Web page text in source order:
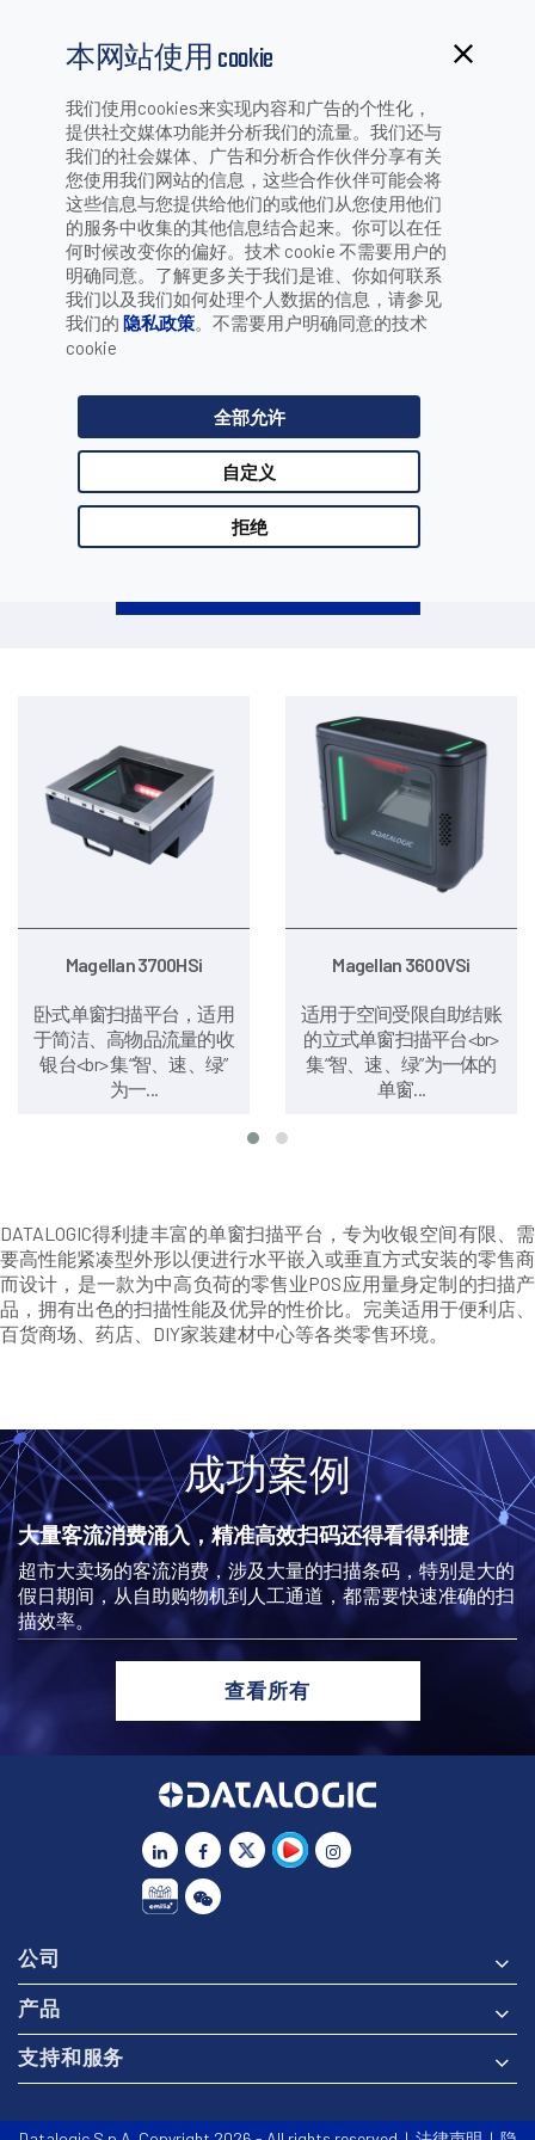
本网站使用 cookie
我们使用cookies来实现内容和广告的个性化，
提供社交媒体功能并分析我们的流量。我们还与
我们的社会媒体、广告和分析合作伙伴分享有关
您使用我们网站的信息，这些合作伙伴可能会将
这些信息与您提供给他们的或他们从您使用他们
的服务中收集的其他信息结合起来。你可以在任
何时候改变你的偏好。技术 cookie 不需要用户的
明确同意。了解更多关于我们是谁、你如何联系
我们以及我们如何处理个人数据的信息，请参见
我们的 隐私政策。不需要用户明确同意的技术
cookie
全部允许
自定义
拒绝
单窗扫描器
按行业/应用筛选：
请选择一个或多个选项，并按下搜索按钮
Magellan 3700HSi
卧式单窗扫描平台，适用
于简洁、高物品流量的收
银台<br> 集“智、速、绿”
为一...
Magellan 3600VSi
适用于空间受限自助结账
的立式单窗扫描平台<br>
集“智、速、绿”为一体的
单窗...
DATALOGIC得利捷丰富的单窗扫描平台，专为收银空间有限、需
要高性能紧凑型外形以便进行水平嵌入或垂直方式安装的零售商
而设计，是一款为中高负荷的零售业POS应用量身定制的扫描产
品，拥有出色的扫描性能及优异的性价比。完美适用于便利店、
百货商场、药店、DIY家装建材中心等各类零售环境。
成功案例
大量客流消费涌入，精准高效扫码还得看得利捷
超市大卖场的客流消费，涉及大量的扫描条码，特别是大的
假日期间，从自助购物机到人工通道，都需要快速准确的扫
描效率。
查看所有
公司
产品
支持和服务